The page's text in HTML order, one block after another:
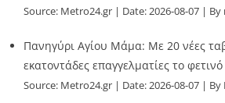
Source: Metro24.gr Date: 2026-08-07 By
Πανηγύρι Αγίου Μάμα: Με 20 νέες
εκατοντάδες επαγγελματίες το
Source: Metro24.gr Date: 2026-08-07 By